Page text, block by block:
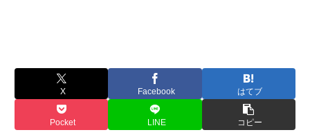
X Facebook はてブ
Pocket LINE コピー